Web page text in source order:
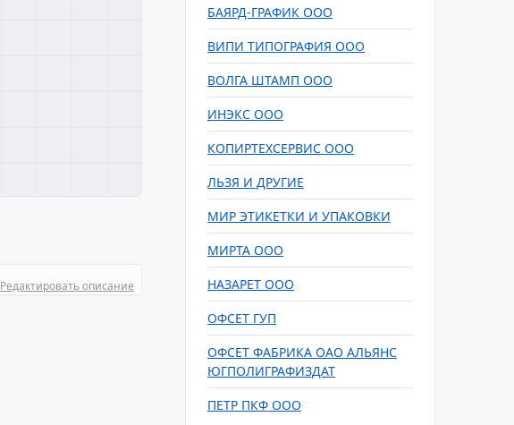
Редактировать описание
БАЯРД-ГРАФИК ООО
ВИПИ ТИПОГРАФИЯ ООО
ВОЛГА ШТАМП ООО
ИНЭКС ООО
КОПИРТЕХСЕРВИС ООО
ЛЬЗЯ И ДРУГИЕ
МИР ЭТИКЕТКИ И УПАКОВКИ
МИРТА ООО
НАЗАРЕТ ООО
ОФСЕТ ГУП
ОФСЕТ ФАБРИКА ОАО АЛЬЯНС
ЮГПОЛИГРАФИЗДАТ
ПЕТР ПКФ ООО